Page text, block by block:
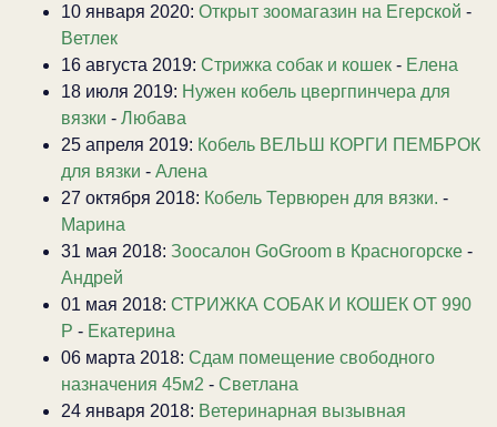
10 января 2020: Открыт зоомагазин на Егерской -
Ветлек
16 августа 2019: Стрижка собак и кошек - Елена
18 июля 2019: Нужен кобель цвергпинчера для
вязки - Любава
25 апреля 2019: Кобель ВЕЛЬШ КОРГИ ПЕМБРОК
для вязки - Алена
27 октября 2018: Кобель Тервюрен для вязки. -
Марина
31 мая 2018: Зоосалон GoGroom в Красногорске -
Андрей
01 мая 2018: СТРИЖКА СОБАК И КОШЕК ОТ 990
Р - Екатерина
06 марта 2018: Сдам помещение свободного
назначения 45м2 - Светлана
24 января 2018: Ветеринарная вызывная